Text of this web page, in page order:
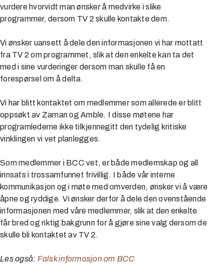
vurdere hvorvidt man ønsker å medvirke i slike
programmer, dersom TV 2 skulle kontakte dem.
Vi ønsker uansett å dele den informasjonen vi har mottatt
fra TV 2 om programmet, slik at den enkelte kan ta det
med i sine vurderinger dersom man skulle få en
forespørsel om å delta.
Vi har blitt kontaktet om medlemmer som allerede er blitt
oppsøkt av Zaman og Amble. I disse møtene har
programlederne ikke tilkjennegitt den tydelig kritiske
vinklingen vi vet planlegges.
Som medlemmer i BCC vet, er både medlemskap og all
innsats i trossamfunnet frivillig. I både vår interne
kommunikasjon og i møte med omverden, ønsker vi å være
åpne og ryddige. Vi ønsker derfor å dele den ovenstående
informasjonen med våre medlemmer, slik at den enkelte
får bred og riktig bakgrunn for å gjøre sine valg dersom de
skulle bli kontaktet av TV 2.
Les også: Falsk informasjon om BCC